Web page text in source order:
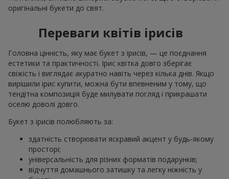
оригінальні букети до свят.
Переваги квітів ірисів
Головна цінність, яку має букет з ірисів, — це поєднання
естетики та практичності. Ірис квітка довго зберігає
свіжість і виглядає акуратно навіть через кілька днів. Якщо
вирішили ірис купити, можна бути впевненим у тому, що
тендітна композиція буде милувати погляд і прикрашати
оселю доволі довго.
Букет з ірисів полюбляють за:
здатність створювати яскравий акцент у будь-якому
просторі;
універсальність для різних форматів подарунків;
відчуття домашнього затишку та легку ніжність у